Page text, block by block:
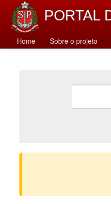
PORTAL
Home Sobre o projeto